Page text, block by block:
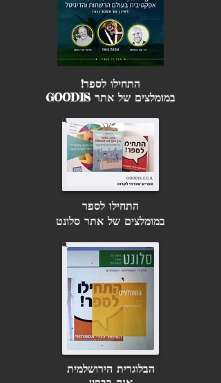
התחילו לספר!
במומלצים של אתר GOODIS
התחילו לספר
במומלצים של אתר סלונט